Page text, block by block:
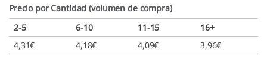
Precio por Cantidad (volumen de compra)
2-5
6-10 11-15
16+
4,31€ 4,18€ 4,09€ 3,96€